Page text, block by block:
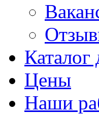
Каталог
Цены
Наши